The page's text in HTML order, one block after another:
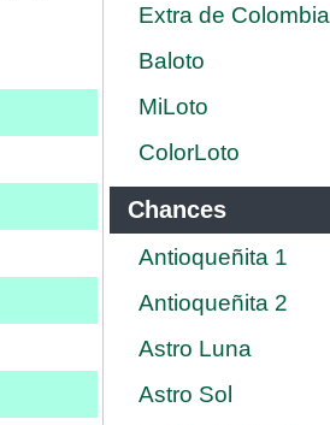
Extra de Colombia
Baloto
MiLoto
ColorLoto
Chances
Antioqueñita 1
Antioqueñita 2
Astro Luna
Astro Sol